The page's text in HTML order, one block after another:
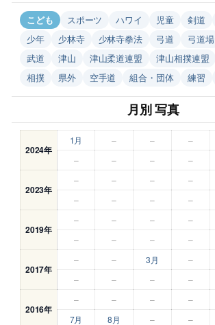
こども スポーツ ハワイ 児童 剣道
少年
少林寺 少林寺拳法 弓道 弓道場
武道
津山 津山柔道連盟 津山相撲連盟
相撲
県外 空手道 組合・団体 練習
月別 写真
2024年
1月 – – –
–
– – –
2023年
– – – –
–
– – –
2019年
– – – –
–
– – –
2017年
– – 3月 –
–
– – –
2016年
– – – –
7月
8月 – –